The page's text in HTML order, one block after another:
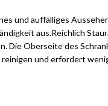
und auffälliges
aus.Reichlich
Die Oberseite des
und erfordert